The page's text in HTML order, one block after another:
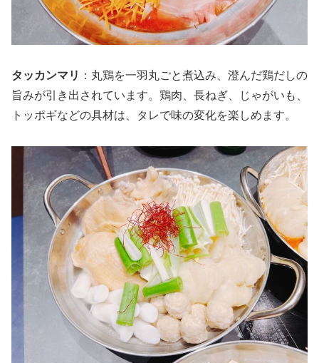
タッカンマリ ：丸鶏を一羽丸ごと煮込み、澄んだ鶏だしの
旨みが引き出されています。鶏肉、長ねぎ、じゃがいも、
トッポギなどの具材は、タレで味の変化を楽しめます。